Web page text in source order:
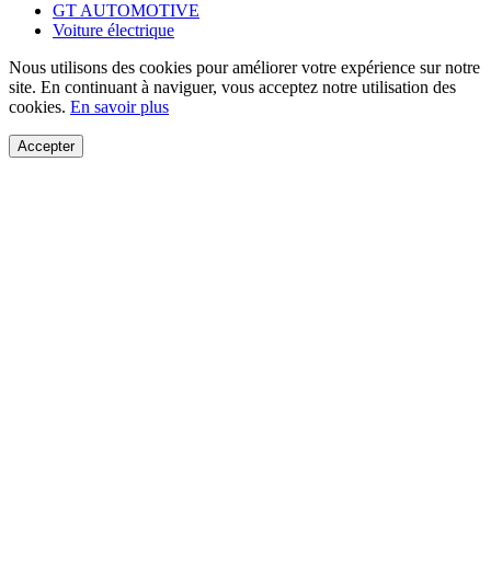
GT AUTOMOTIVE
Voiture électrique
Nous utilisons des cookies pour améliorer votre expérience sur notre
site. En continuant à naviguer, vous acceptez notre utilisation des
cookies. En savoir plus
Accepter